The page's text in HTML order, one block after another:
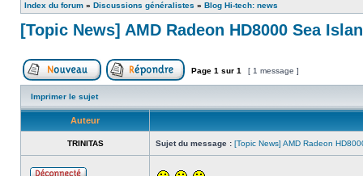
Index du forum » Discussions généralistes » Blog Hi-tech: news
[Topic News] AMD Radeon HD8000 Sea
Poster un nouveau sujetRépondre au sujet
Page 1 sur 1 [ 1 message ]
Imprimer le sujet
Auteur
TRINITAS Sujet du message : [Topic News] AMD Radeon